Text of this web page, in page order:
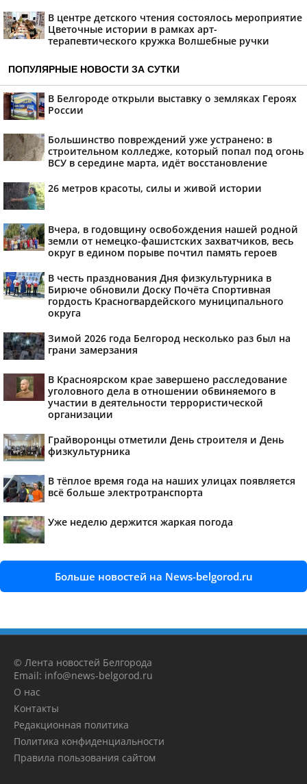
В центре детского чтения состоялось мероприятие
Цветочные истории в рамках арт-
терапевтического кружка Волшебные ручки
ПОПУЛЯРНЫЕ НОВОСТИ ЗА СУТКИ
В Белгороде открыли выставку о земляках Героях
России
Большинство повреждений уже устранено: в
строительном колледже, который попал под огонь
ВСУ в середине марта, идёт восстановление
26 метров красоты, силы и живой истории
Вчера, в годовщину освобождения нашей родной
земли от немецко-фашистских захватчиков, весь
округ в едином порыве почтил память героев
В честь празднования Дня физкультурника в
Бирюче обновили Доску Почёта Спортивная
гордость Красногвардейского муниципального
округа
Зимой 2026 года Белгород несколько раз был на
грани замерзания
В Красноярском крае завершено расследование
уголовного дела в отношении обвиняемого в
участии в деятельности террористической
организации
Грайворонцы отметили День строителя и День
физкультурника
В тёплое время года на наших улицах появляется
всё больше электротранспорта
Уже неделю держится жаркая погода
Больше новостей на News-belgorod.ru
© Лента новостей Белгорода
Email: info@news-belgorod.ru
О нас
Контакты
Редакционная политика
Политика конфиденциальности
Правила пользования сайтом